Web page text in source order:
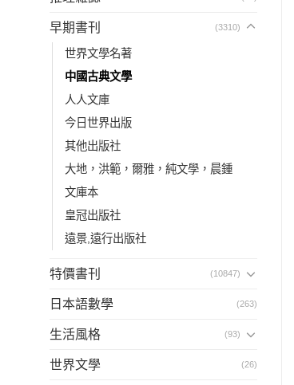
早期書刊 (3310)
世界文學名著
中國古典文學
人人文庫
今日世界出版
其他出版社
大地，洪範，爾雅，純文學，晨鍾
文庫本
皇冠出版社
遠景,遠行出版社
特價書刊 (10847)
日本語數學 (263)
生活風格 (93)
世界文學 (26)